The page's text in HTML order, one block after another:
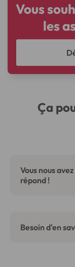
Vous
les
Ça
Vous nous
répond !
Besoin d'en